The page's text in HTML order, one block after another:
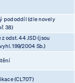
pododdíl (dle novely
38)
odst. 44 JSD (jsou
199/2004 Sb.)
(CL707)